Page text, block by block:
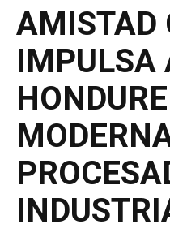
AMISTAD
IMPULSA